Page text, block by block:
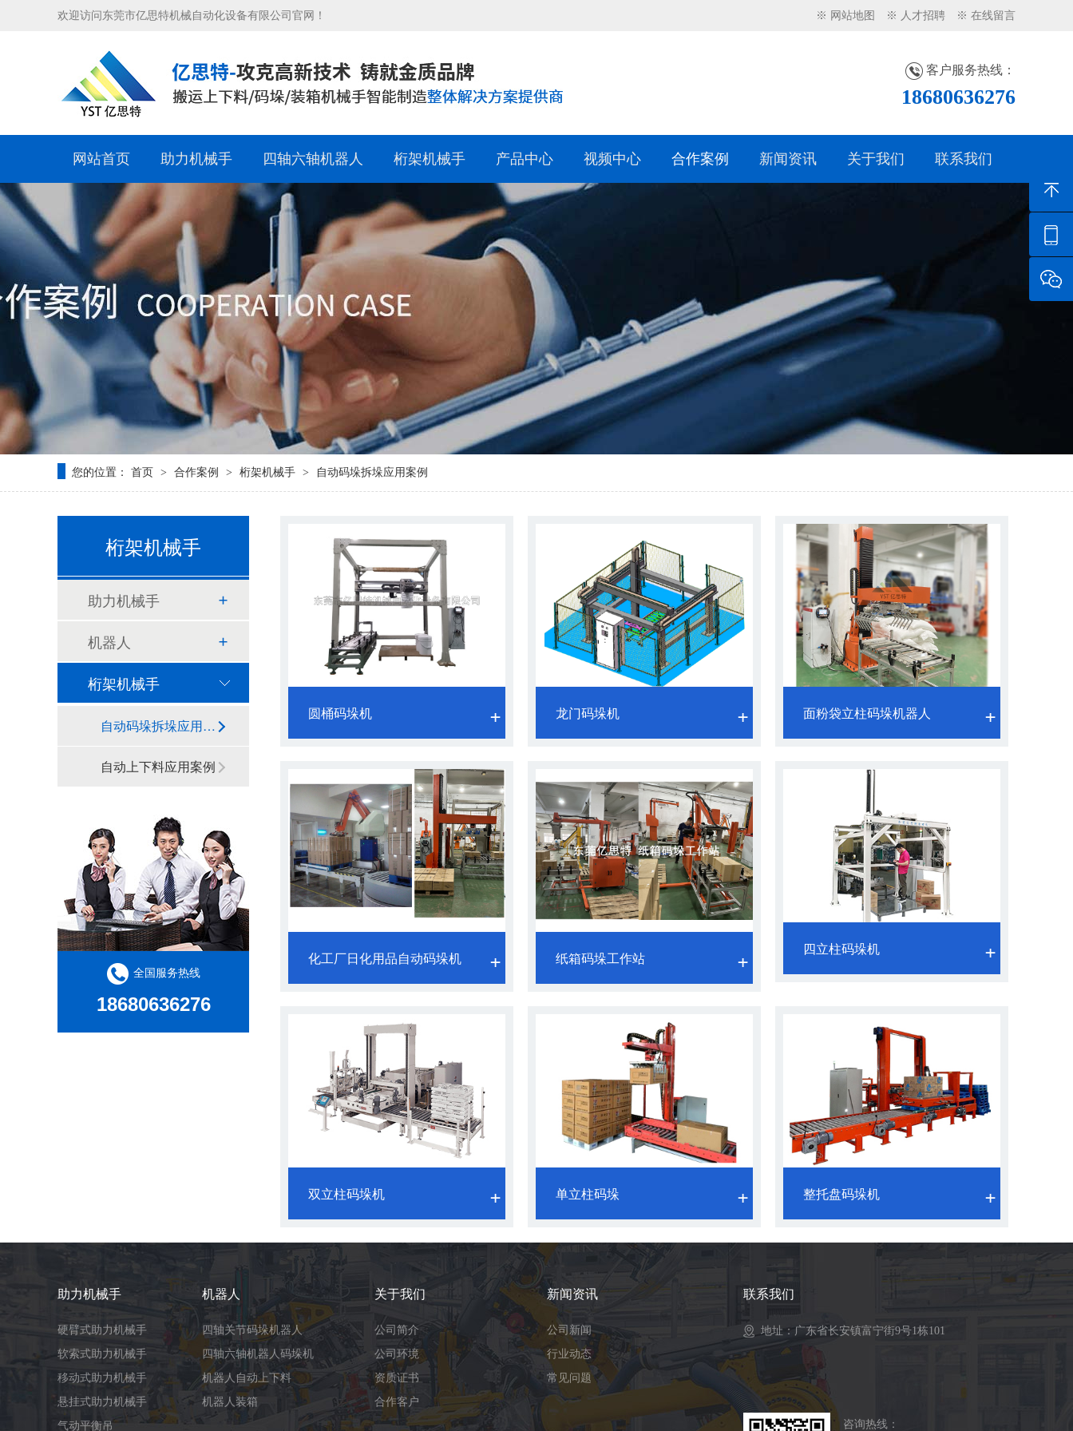
欢迎访问东莞市亿思特机械自动化设备有限公司官网！ ※ 网站地图 ※ 人才招聘 ※ 在线留言
客户服务热线：
18680636276
网站首页 助力机械手 四轴六轴机器人 桁架机械手 产品中心 视频中心 合作案例 新闻资讯 关于我们 联系我们
您的位置： 首页 > 合作案例 > 桁架机械手 > 自动码垛拆垛应用案例
桁架机械手
助力机械手
机器人
桁架机械手
自动码垛拆垛应用案例
自动上下料应用案例
全国服务热线
18680636276
圆桶码垛机 龙门码垛机 面粉袋立柱码垛机器人
化工厂日化用品自动码垛机 纸箱码垛工作站
四立柱码垛机
双立柱码垛机 单立柱码垛 整托盘码垛机
助力机械手
硬臂式助力机械手
软索式助力机械手
移动式助力机械手
悬挂式助力机械手
气动平衡吊
机器人
四轴关节码垛机器人
四轴六轴机器人码垛机
机器人自动上下料
机器人装箱
关于我们
公司简介
公司环境
资质证书
合作客户
新闻资讯
公司新闻
行业动态
常见问题
联系我们
地址：广东省长安镇富宁街9号1栋101
咨询热线：